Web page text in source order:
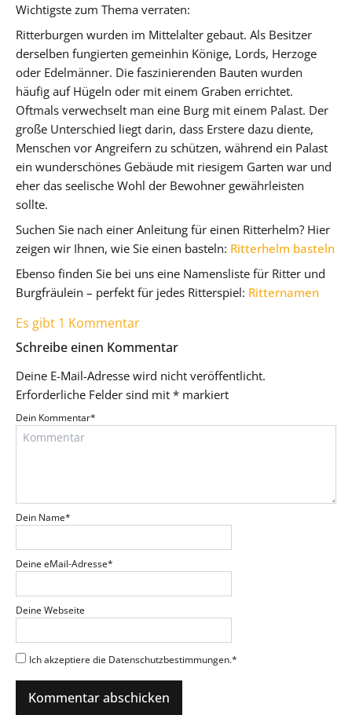
Wichtigste zum Thema verraten:
Ritterburgen wurden im Mittelalter gebaut. Als Besitzer
derselben fungierten gemeinhin Könige, Lords, Herzoge
oder Edelmänner. Die faszinierenden Bauten wurden
häufig auf Hügeln oder mit einem Graben errichtet.
Oftmals verwechselt man eine Burg mit einem Palast. Der
große Unterschied liegt darin, dass Erstere dazu diente,
Menschen vor Angreifern zu schützen, während ein Palast
ein wunderschönes Gebäude mit riesigem Garten war und
eher das seelische Wohl der Bewohner gewährleisten
sollte.
Suchen Sie nach einer Anleitung für einen Ritterhelm? Hier
zeigen wir Ihnen, wie Sie einen basteln: Ritterhelm basteln
Ebenso finden Sie bei uns eine Namensliste für Ritter und
Burgfräulein – perfekt für jedes Ritterspiel: Ritternamen
Es gibt 1 Kommentar
Schreibe einen Kommentar
Deine E-Mail-Adresse wird nicht veröffentlicht.
Erforderliche Felder sind mit * markiert
Dein Kommentar*
Dein Name*
Deine eMail-Adresse*
Deine Webseite
Ich akzeptiere die Datenschutzbestimmungen.*